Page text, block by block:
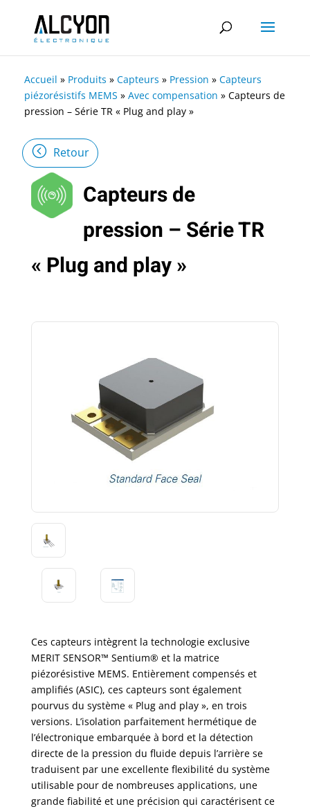
Accueil » Produits » Capteurs » Pression » Capteurs
piézorésistifs MEMS » Avec compensation » Capteurs de
pression – Série TR « Plug and play »
Retour
Capteurs de
pression – Série TR
« Plug and play »
Ces capteurs intègrent la technologie exclusive
MERIT SENSOR™ Sentium® et la matrice
piézorésistive MEMS. Entièrement compensés et
amplifiés (ASIC), ces capteurs sont également
pourvus du système « Plug and play », en trois
versions. L’isolation parfaitement hermétique de
l’électronique embarquée à bord et la détection
directe de la pression du fluide depuis l’arrière se
traduisent par une excellente flexibilité du système
utilisable pour de nombreuses applications, une
grande fiabilité et une précision qui caractérisent ce